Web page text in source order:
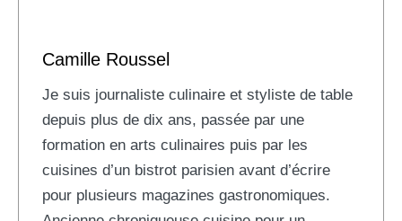
Camille Roussel
Je suis journaliste culinaire et styliste de table
depuis plus de dix ans, passée par une
formation en arts culinaires puis par les
cuisines d’un bistrot parisien avant d’écrire
pour plusieurs magazines gastronomiques.